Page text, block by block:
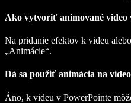
Ako vytvoriť animované video
Na pridanie efektov k videu
„Animácie“.
Dá sa použiť animácia na
Áno, k videu v PowerPointe